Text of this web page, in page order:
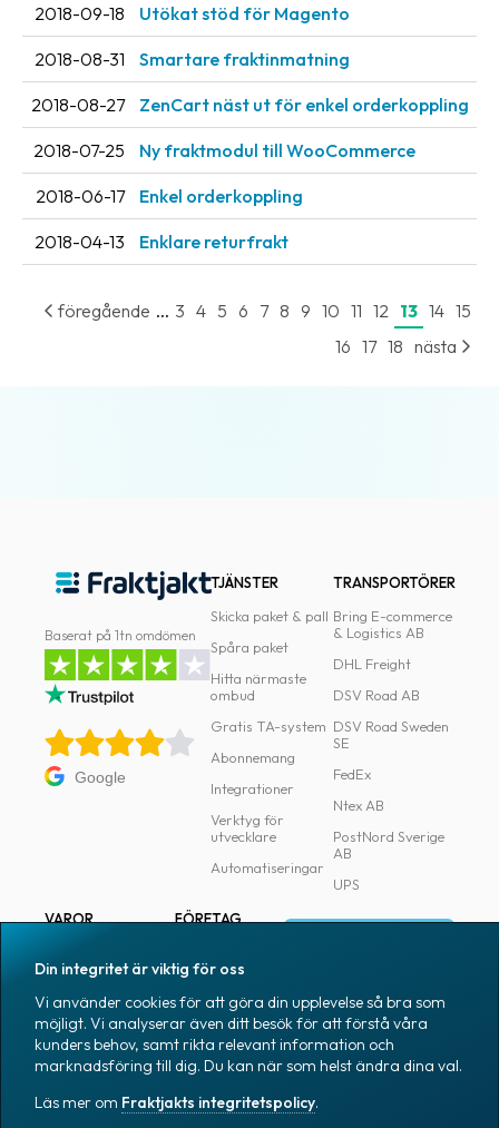
2018-09-18 Utökat stöd för Magento
2018-08-31 Smartare fraktinmatning
2018-08-27 ZenCart näst ut för enkel orderkoppling
2018-07-25 Ny fraktmodul till WooCommerce
2018-06-17 Enkel orderkoppling
2018-04-13 Enklare returfrakt
föregående ... 3 4 5 6 7 8 9 10 11 12 13 14 15
16 17 18 nästa
Baserat på 1tn omdömen
Google
TJÄNSTER
Skicka paket & pall
Spåra paket
Hitta närmaste
ombud
Gratis TA-system
Abonnemang
Integrationer
Verktyg för
utvecklare
Automatiseringar
TRANSPORTÖRER
Bring E-commerce
& Logistics AB
DHL Freight
DSV Road AB
DSV Road Sweden
SE
FedEx
Ntex AB
PostNord Sverige
AB
UPS
VAROR
Märkning
Emballage
Emballagetillbehör
Kontorsvaror
FÖRETAG
Pressrum
Medarbetare
Jobb & karriär
Nyhetsarkiv
Blogg
Skapa konto
Din integritet är viktig för oss
Vi använder cookies för att göra din upplevelse så bra som
möjligt. Vi analyserar även ditt besök för att förstå våra
kunders behov, samt rikta relevant information och
marknadsföring till dig. Du kan när som helst ändra dina val.
Läs mer om Fraktjakts integritetspolicy.